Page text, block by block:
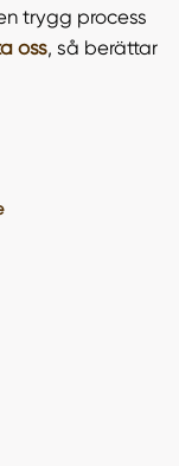
trygg process
oss, så berättar